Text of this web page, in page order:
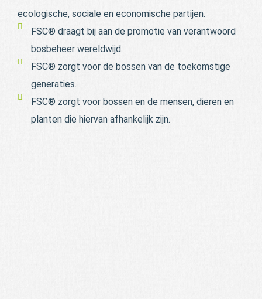
ecologische, sociale en economische partijen.
FSC® draagt bij aan de promotie van verantwoord
bosbeheer wereldwijd.
FSC® zorgt voor de bossen van de toekomstige
generaties.
FSC® zorgt voor bossen en de mensen, dieren en
planten die hiervan afhankelijk zijn.